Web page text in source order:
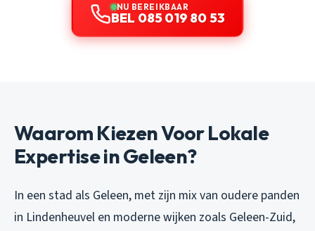
NU BEREIKBAAR
BEL 085 019 80 53
Waarom Kiezen Voor Lokale
Expertise in Geleen?
In een stad als Geleen, met zijn mix van oudere panden
in Lindenheuvel en moderne wijken zoals Geleen-Zuid,